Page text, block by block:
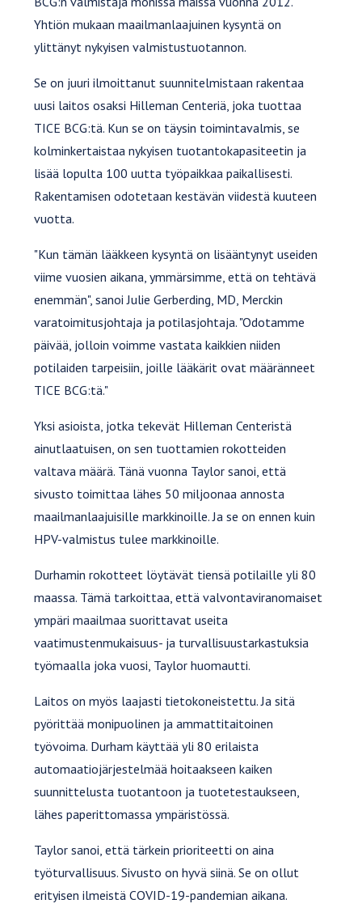
Yhtiön mukaan maailmanlaajuinen kysyntä on
ylittänyt nykyisen valmistustuotannon.
Se on juuri ilmoittanut suunnitelmistaan rakentaa
uusi laitos osaksi Hilleman Centeriä, joka tuottaa
TICE BCG:tä. Kun se on täysin toimintavalmis, se
kolminkertaistaa nykyisen tuotantokapasiteetin ja
lisää lopulta 100 uutta työpaikkaa paikallisesti.
Rakentamisen odotetaan kestävän viidestä kuuteen
vuotta.
"Kun tämän lääkkeen kysyntä on lisääntynyt useiden
viime vuosien aikana, ymmärsimme, että on tehtävä
enemmän", sanoi Julie Gerberding, MD, Merckin
varatoimitusjohtaja ja potilasjohtaja. "Odotamme
päivää, jolloin voimme vastata kaikkien niiden
potilaiden tarpeisiin, joille lääkärit ovat määränneet
TICE BCG:tä."
Yksi asioista, jotka tekevät Hilleman Centeristä
ainutlaatuisen, on sen tuottamien rokotteiden
valtava määrä. Tänä vuonna Taylor sanoi, että
sivusto toimittaa lähes 50 miljoonaa annosta
maailmanlaajuisille markkinoille. Ja se on ennen kuin
HPV-valmistus tulee markkinoille.
Durhamin rokotteet löytävät tiensä potilaille yli 80
maassa. Tämä tarkoittaa, että valvontaviranomaiset
ympäri maailmaa suorittavat useita
vaatimustenmukaisuus- ja turvallisuustarkastuksia
työmaalla joka vuosi, Taylor huomautti.
Laitos on myös laajasti tietokoneistettu. Ja sitä
pyörittää monipuolinen ja ammattitaitoinen
työvoima. Durham käyttää yli 80 erilaista
automaatiojärjestelmää hoitaakseen kaiken
suunnittelusta tuotantoon ja tuotetestaukseen,
lähes paperittomassa ympäristössä.
Taylor sanoi, että tärkein prioriteetti on aina
työturvallisuus. Sivusto on hyvä siinä. Se on ollut
erityisen ilmeistä COVID-19-pandemian aikana.